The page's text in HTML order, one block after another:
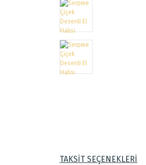
TAKSİT SEÇENEKLERİ